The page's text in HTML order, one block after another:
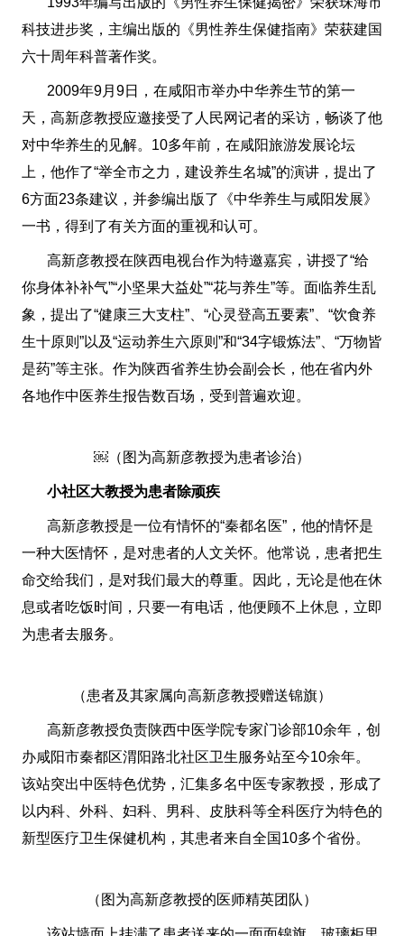
科技进步奖，主编出版的《男性养生保健指南》荣获建国
六十周年科普著作奖。
2009年9月9日，在咸阳市举办中华养生节的第一
天，高新彦教授应邀接受了人民网记者的采访，畅谈了他
对中华养生的见解。10多年前，在咸阳旅游发展论坛
上，他作了“举全市之力，建设养生名城”的演讲，提出了
6方面23条建议，并参编出版了《中华养生与咸阳发展》
一书，得到了有关方面的重视和认可。
高新彦教授在陕西电视台作为特邀嘉宾，讲授了“给
你身体补补气”“小坚果大益处”“花与养生”等。面临养生乱
象，提出了“健康三大支柱”、“心灵登高五要素”、“饮食养
生十原则”以及“运动养生六原则”和“34字锻炼法”、“万物皆
是药”等主张。作为陕西省养生协会副会长，他在省内外
各地作中医养生报告数百场，受到普遍欢迎。
￼（图为高新彦教授为患者诊治）
小社区大教授为患者除顽疾
高新彦教授是一位有情怀的“秦都名医”，他的情怀是
一种大医情怀，是对患者的人文关怀。他常说，患者把生
命交给我们，是对我们最大的尊重。因此，无论是他在休
息或者吃饭时间，只要一有电话，他便顾不上休息，立即
为患者去服务。
（患者及其家属向高新彦教授赠送锦旗）
高新彦教授负责陕西中医学院专家门诊部10余年，创
办咸阳市秦都区渭阳路北社区卫生服务站至今10余年。
该站突出中医特色优势，汇集多名中医专家教授，形成了
以内科、外科、妇科、男科、皮肤科等全科医疗为特色的
新型医疗卫生保健机构，其患者来自全国10多个省份。
（图为高新彦教授的医师精英团队）